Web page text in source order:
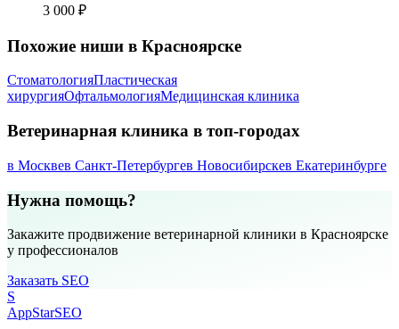
3 000 ₽
Похожие ниши в Красноярске
СтоматологияПластическая
хирургияОфтальмологияМедицинская клиника
Ветеринарная клиника в топ-городах
в Москвев Санкт-Петербургев Новосибирскев Екатеринбурге
Нужна помощь?
Закажите продвижение ветеринарной клиники в Красноярске
у профессионалов
Заказать SEO
S
AppStarSEO